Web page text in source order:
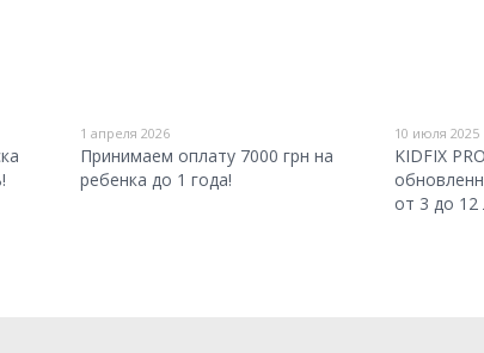
1 апреля 2026
Принимаем оплату 7000 грн на
ребенка до 1 года!
10 июля 2025
KIDFIX
от 3 до 12